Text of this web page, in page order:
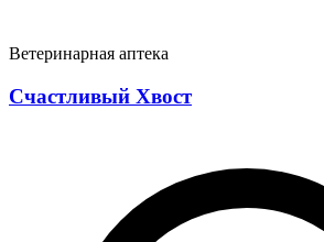
Ветеринарная аптека
Счастливый Хвост